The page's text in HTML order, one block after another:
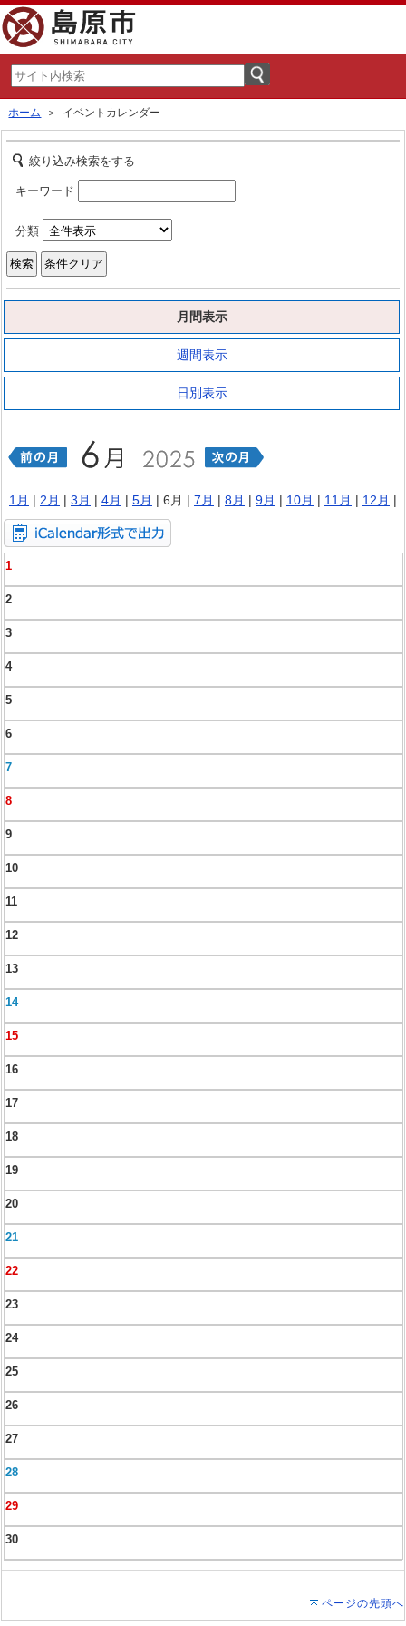
ホーム ＞ イベントカレンダー
絞り込み検索をする
キーワード
分類
月間表示
週間表示
日別表示
1月 | 2月 | 3月 | 4月 | 5月 | 6月 | 7月 | 8月 | 9月 | 10月 | 11月 | 12月 |
1
2
3
4
5
6
7
8
9
10
11
12
13
14
15
16
17
18
19
20
21
22
23
24
25
26
27
28
29
30
ページの先頭へ